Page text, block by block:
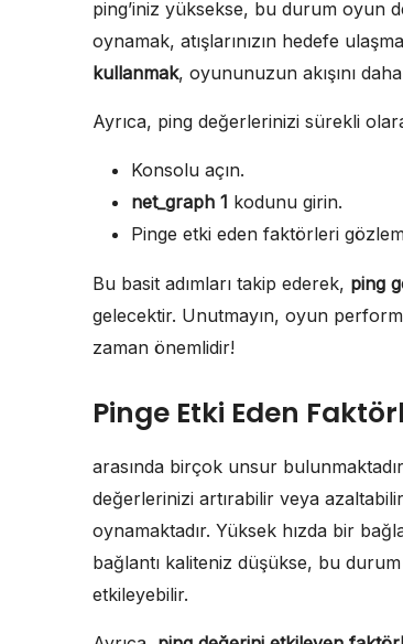
ping’iniz yüksekse, bu durum oyun
oynamak, atışlarınızın hedefe
kullanmak, oyununuzun akışını
Ayrıca, ping değerlerinizi sürekli
Konsolu açın.
net_graph 1 kodunu girin.
Pinge etki eden faktörleri
Bu basit adımları takip ederek, ping
gelecektir. Unutmayın, oyun
zaman önemlidir!
Pinge Etki Eden
arasında birçok unsur
değerlerinizi artırabilir veya
oynamaktadır. Yüksek hızda bir
bağlantı kaliteniz düşükse, bu
etkileyebilir.